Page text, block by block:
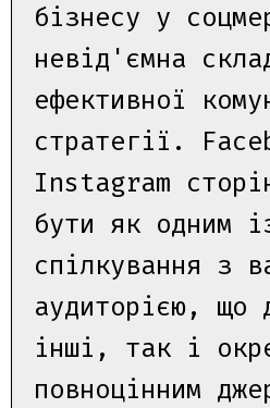
бізнесу у
невід'ємна
ефективної
стратегії.
Instagram
бути як одним
спілкування з
аудиторією, що
інші, так і
повноцінним